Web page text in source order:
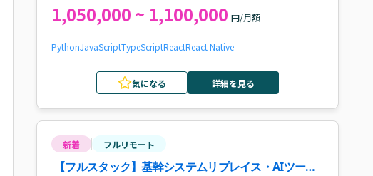
1,050,000 ~ 1,100,000 円/月額
PythonJavaScriptTypeScriptReactReact Native
気になる 詳細を見る
新着 フルリモート
【フルスタック】基幹システムリプレイス・AIツール